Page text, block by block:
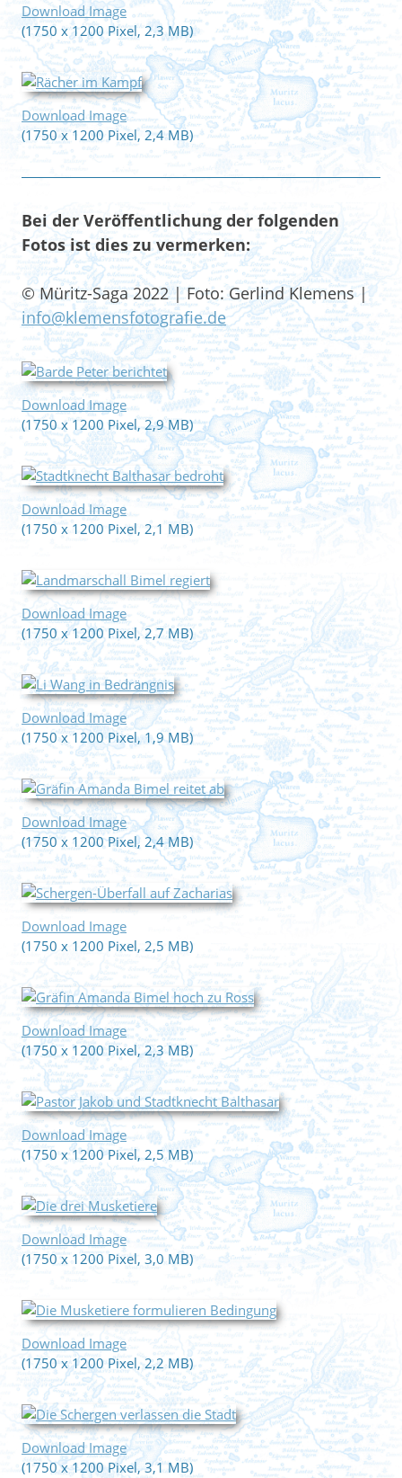
Download Image
(1750 x 1200 Pixel, 2,3 MB)
Download Image
(1750 x 1200 Pixel, 2,4 MB)
Bei der Veröffentlichung der folgenden
Fotos ist dies zu vermerken:
© Müritz-Saga 2022 | Foto: Gerlind Klemens |
info@klemensfotografie.de
Download Image
(1750 x 1200 Pixel, 2,9 MB)
Download Image
(1750 x 1200 Pixel, 2,1 MB)
Download Image
(1750 x 1200 Pixel, 2,7 MB)
Download Image
(1750 x 1200 Pixel, 1,9 MB)
Download Image
(1750 x 1200 Pixel, 2,4 MB)
Download Image
(1750 x 1200 Pixel, 2,5 MB)
Download Image
(1750 x 1200 Pixel, 2,3 MB)
Download Image
(1750 x 1200 Pixel, 2,5 MB)
Download Image
(1750 x 1200 Pixel, 3,0 MB)
Download Image
(1750 x 1200 Pixel, 2,2 MB)
Download Image
(1750 x 1200 Pixel, 3,1 MB)